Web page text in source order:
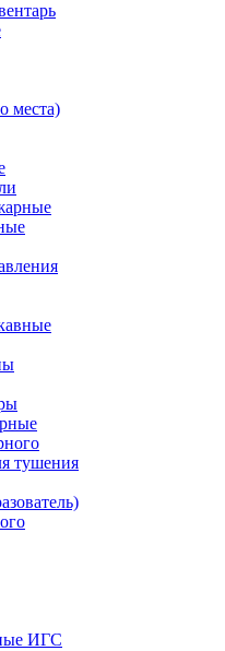
места)
тушения
ИГС